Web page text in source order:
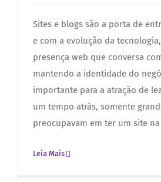
Sites e blogs são a porta de
e com a evolução da
presença web que conversa
mantendo a identidade do
importante para a atração de
um tempo atrás, somente
preocupavam em ter um site
Leia Mais